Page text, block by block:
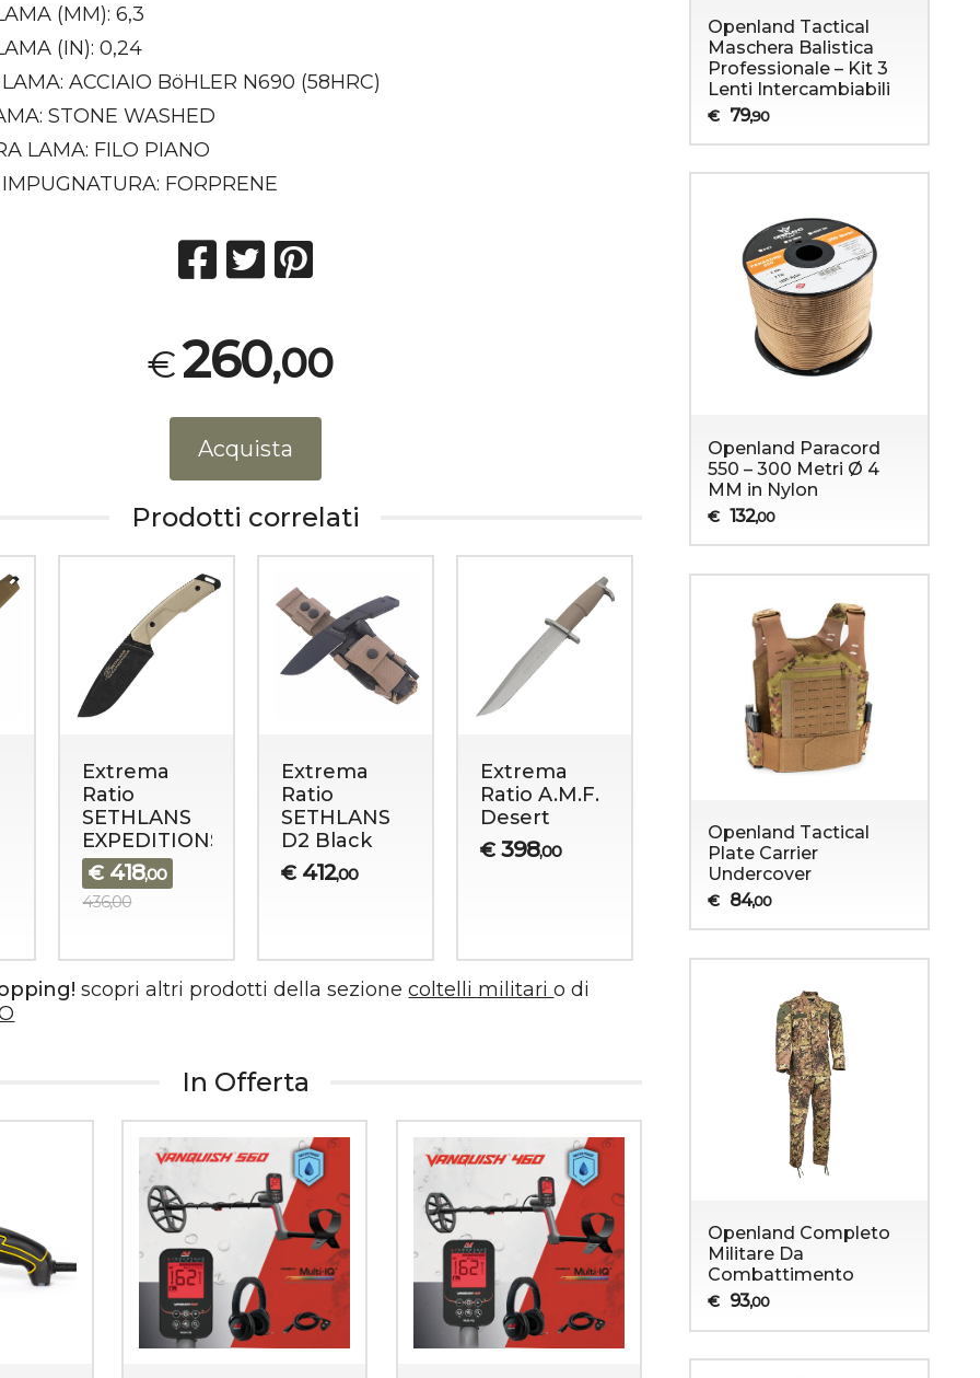
(MM): 6,3
(IN): 0,24
ACCIAIO BöHLER N690 (58HRC)
STONE WASHED
LAMA: FILO PIANO
FORPRENE
€260,00
Acquista
Prodotti correlati
Extrema
Ratio
SETHLANS
EXPEDITIONS
€ 418,00
436,00
Extrema
Ratio
SETHLANS
D2 Black
€ 412,00
Extrema
Ratio A.M.F.
Desert
€ 398,00
Extrema
340,00
385,00
393,00
scopri altri prodotti della sezionecoltelli militario di
In Offerta
Abbigliamento Militare Anfibi militari e
Openland Tactical
Maschera Balistica
Professionale – Kit 3
Lenti Intercambiabili
€ 79,90
Openland Paracord
550 – 300 Metri Ø 4
MM in Nylon
€ 132,00
Openland Tactical
Plate Carrier
Undercover
€ 84,00
Openland Completo
Militare Da
Combattimento
€ 93,00